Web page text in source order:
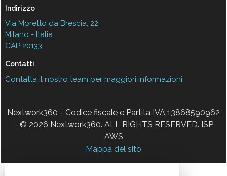
Indirizzo
Via Moretto da Brescia, 22
Milano - Italia
CAP 20133
Contatti
Contatta il nostro team per maggiori informazioni
Nextwork360 - Codice fiscale e Partita IVA 13868590962
- © 2026 Nextwork360. ALL RIGHTS RESERVED. ISP
AWS
Mappa del sito